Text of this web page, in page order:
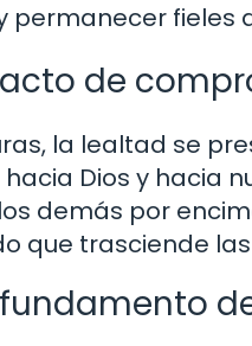
permanecer fieles
de
la lealtad se
Dios y hacia
demás por
que trasciende